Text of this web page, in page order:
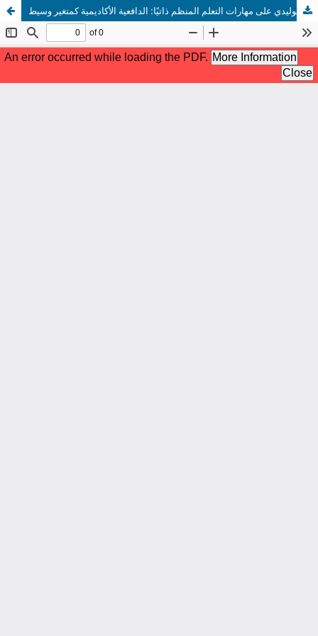
أثر الذكاء الاصطناعي التوليدي على مهارات التعلم المنظم ذاتيًا: الدافعية الأكاديمية كمتغير وسيط